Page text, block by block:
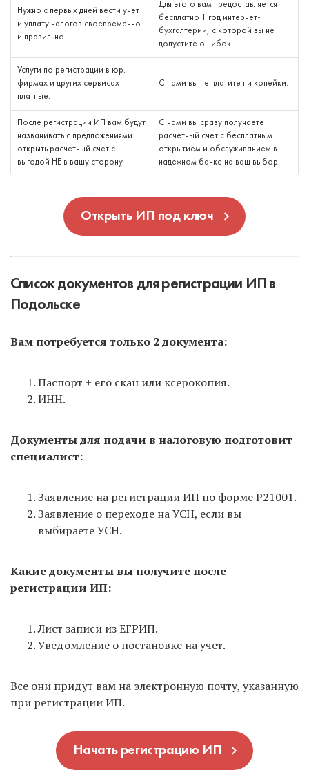
Нужно с первых дней вести учет
и уплату налогов своевременно
и правильно.
Для этого вам предоставляется
бесплатно 1 год интернет-
бухгалтерии, с которой вы не
допустите ошибок.
Услуги по регистрации в юр.
фирмах и других сервисах
платные.
С нами вы не платите ни копейки.
После регистрации ИП вам будут
названивать с предложениями
открыть расчетный счет с
выгодой НЕ в вашу сторону.
С нами вы сразу получаете
расчетный счет с бесплатным
открытием и обслуживанием в
надежном банке на ваш выбор.
Открыть ИП под ключ
Список документов для регистрации ИП в
Подольске
Вам потребуется только 2 документа:
Паспорт + его скан или ксерокопия.
ИНН.
Документы для подачи в налоговую подготовит
специалист:
Заявление на регистрации ИП по форме Р21001.
Заявление о переходе на УСН, если вы
выбираете УСН.
Какие документы вы получите после
регистрации ИП:
Лист записи из ЕГРИП.
Уведомление о постановке на учет.
Все они придут вам на электронную почту, указанную
при регистрации ИП.
Начать регистрацию ИП